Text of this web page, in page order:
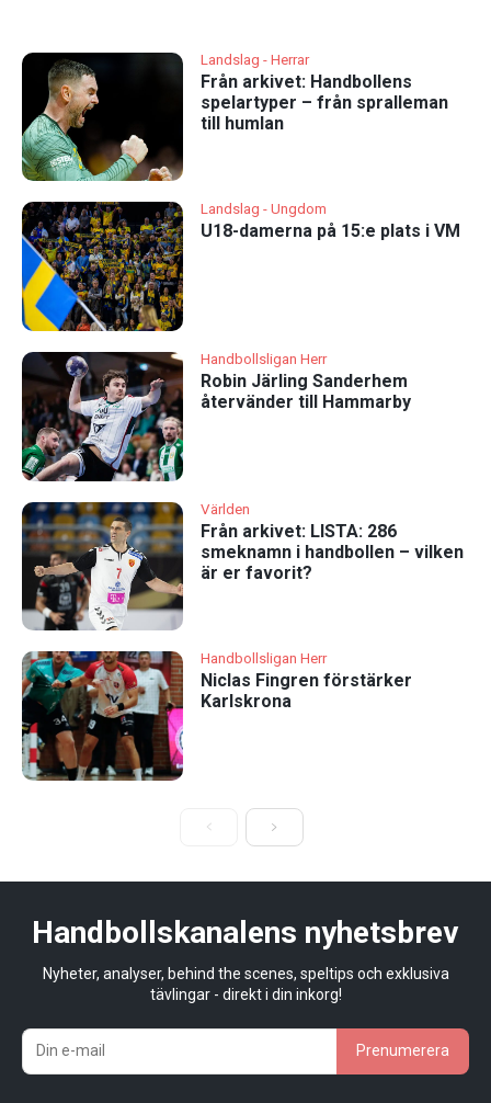
Landslag - Herrar
Från arkivet: Handbollens
spelartyper – från spralleman
till humlan
Landslag - Ungdom
U18-damerna på 15:e plats i VM
Handbollsligan Herr
Robin Järling Sanderhem
återvänder till Hammarby
Världen
Från arkivet: LISTA: 286
smeknamn i handbollen – vilken
är er favorit?
Handbollsligan Herr
Niclas Fingren förstärker
Karlskrona
Handbollskanalens nyhetsbrev
Nyheter, analyser, behind the scenes, speltips och exklusiva
tävlingar - direkt i din inkorg!
Prenumerera